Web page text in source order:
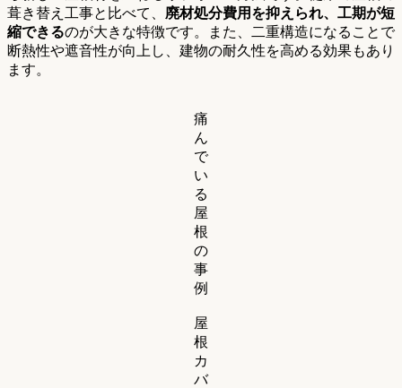
葺き替え工事と比べて、 廃材処分費用を抑えられ、工期が短
縮できるのが大きな特徴です。また、二重構造になることで
断熱性や遮音性が向上し、建物の耐久性を高める効果もあり
ます。
痛
ん
で
い
る
屋
根
の
事
例
屋
根
カ
バ